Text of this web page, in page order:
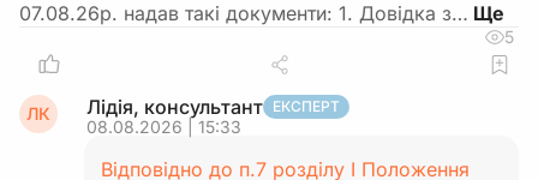
07.08.26р. надав такі документи: 1. Довідка з…
5
ЛК Лідія, консультант ЕКСПЕРТ
08.08.2026 | 15:33
Відповідно до п.7 розділу І Положення